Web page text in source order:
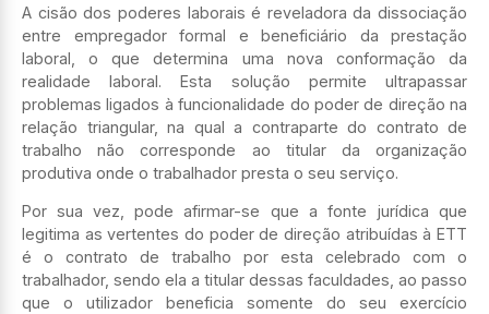
A cisão dos poderes laborais é reveladora da dissociação
entre empregador formal e beneficiário da prestação
laboral, o que determina uma nova conformação da
realidade laboral. Esta solução permite ultrapassar
problemas ligados à funcionalidade do poder de direção na
relação triangular, na qual a contraparte do contrato de
trabalho não corresponde ao titular da organização
produtiva onde o trabalhador presta o seu serviço.
Por sua vez, pode afirmar-se que a fonte jurídica que
legitima as vertentes do poder de direção atribuídas à ETT
é o contrato de trabalho por esta celebrado com o
trabalhador, sendo ela a titular dessas faculdades, ao passo
que o utilizador beneficia somente do seu exercício